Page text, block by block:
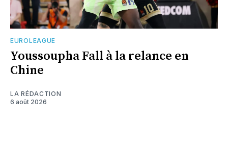
EUROLEAGUE
Youssoupha Fall à la relance en
Chine
LA RÉDACTION
6 août 2026